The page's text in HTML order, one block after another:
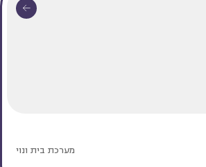
מערכת בית ונוי